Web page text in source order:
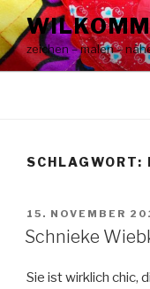
Zum
Inhalt
springenzeichen – malen –
SCHLAGWORT:
VERÖFFENTLICHT
AM
15. NOVEMBER
Schnieke
Sie ist wirklich chic,